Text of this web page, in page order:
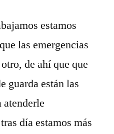
estamos
las emergencias
de ahí que que
guarda están las
día estamos más